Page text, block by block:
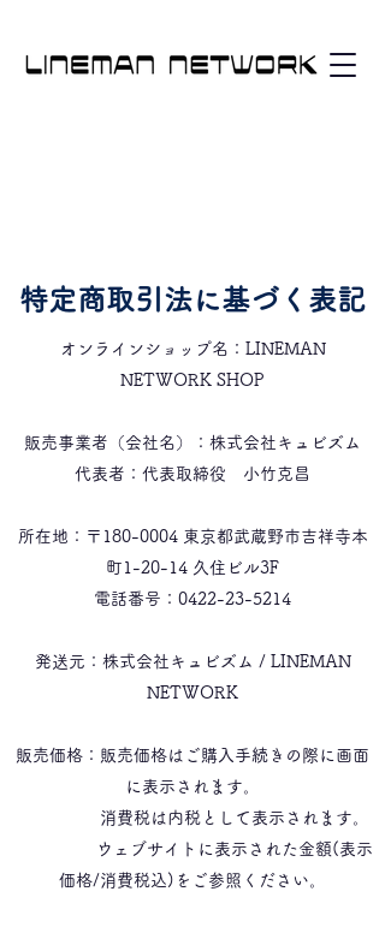
特定商取引法に基づく表記
オンラインショップ名：LINEMAN
NETWORK SHOP
販売事業者（会社名）：株式会社キュビズム
代表者：代表取締役 小竹克昌
所在地：〒180-0004 東京都武蔵野市吉祥寺本
町1-20-14 久住ビル3F
電話番号：0422-23-5214​
発送元：株式会社キュビズム / LINEMAN
NETWORK
販売価格：販売価格はご購入手続きの際に画面
に表示されます。
消費税は内税として表示されます。
ウェブサイトに表示された金額(表示
価格/消費税込)をご参照ください。